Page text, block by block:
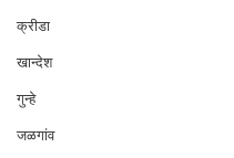
क्रीडा
खान्देश
गुन्हे
जळगांव